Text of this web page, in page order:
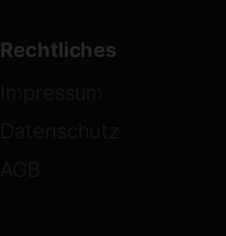
Rechtliches